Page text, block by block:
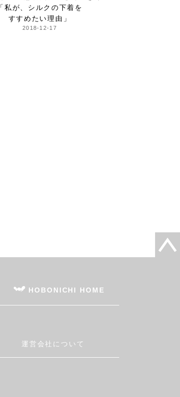
「私が、シルクの下着を
すすめたい理由」
2018-12-17
HOBONICHI HOME
運営会社について